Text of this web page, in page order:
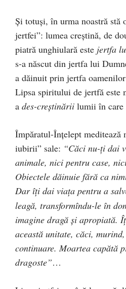
Şi totuşi, în urma noastră stă
jertfei”: lumea creştină, de
piatră unghiulară este jertfa
s-a născut din jertfa lui
a dăinuit prin jertfa
Lipsa spiritului de jertfă este
a des-creştinării lumii în care
Împăratul-Înţelept meditează
iubirii” sale: “Căci nu-ţi dai
animale, nici pentru case,
Obiectele dăinuie fără ca
Dar îţi dai viaţa pentru a
leagă, transformîndu-le în
imagine dragă şi apropiată.
această unitate, căci,
continuare. Moartea capătă
dragoste”…